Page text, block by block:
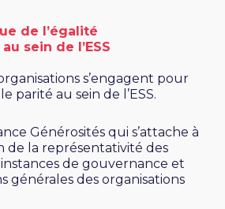
de l’égalité
sein de l’ESS
s’engagent pour
parité au sein de l’ESS.
Générositésqui s’attache à
de la représentativité des
de gouvernance et
générales des organisations